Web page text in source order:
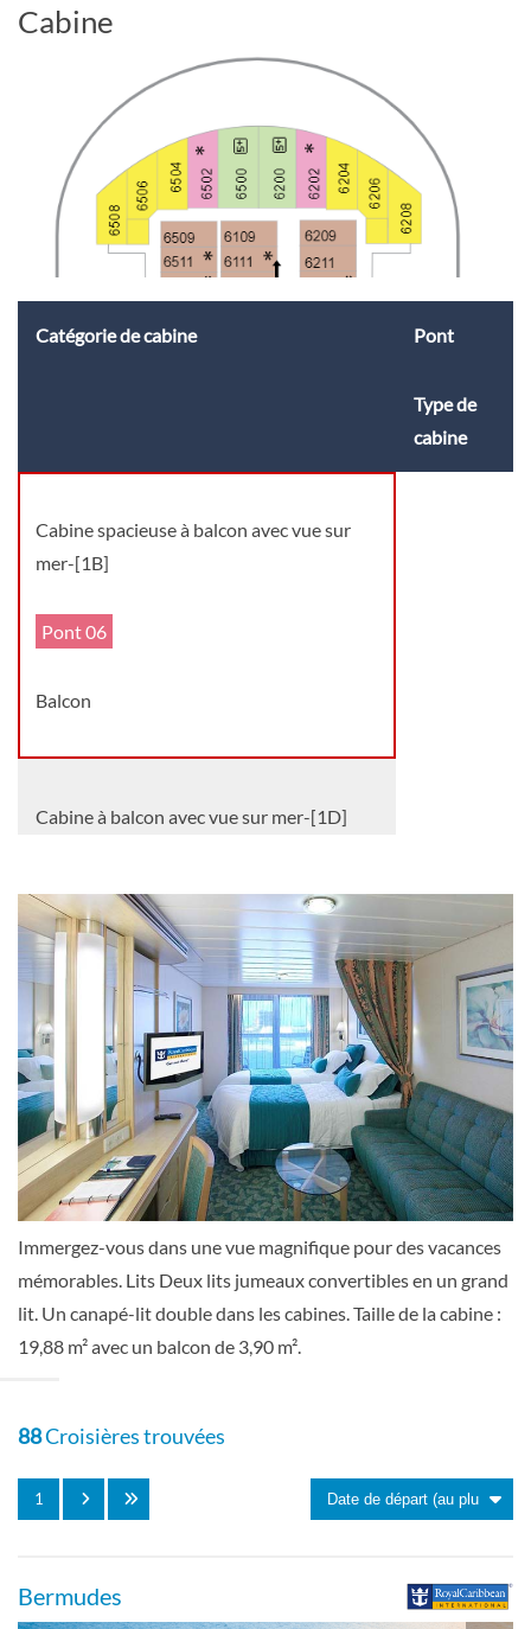
Cabine
Catégorie de cabine Pont
Type de
cabine
Cabine spacieuse à balcon avec vue sur
mer-[1B]
Pont 06
Balcon
Cabine à balcon avec vue sur mer-[1D]
Balcon
Cabine avec vue ultra spacieuse sur mer-
[1K]
Pont 02
Extérieure
Cabine panoramique spacieuse avec vue
Extérieure
Immergez-vous dans une vue magnifique pour des vacances
mémorables. Lits Deux lits jumeaux convertibles en un grand
lit. Un canapé-lit double dans les cabines. Taille de la cabine :
19,88 m² avec un balcon de 3,90 m².
88Croisières trouvées
1
Bermudes